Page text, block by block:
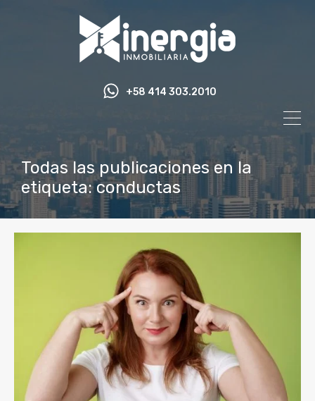
+58 414 303.2010
Todas las publicaciones en la
etiqueta: conductas